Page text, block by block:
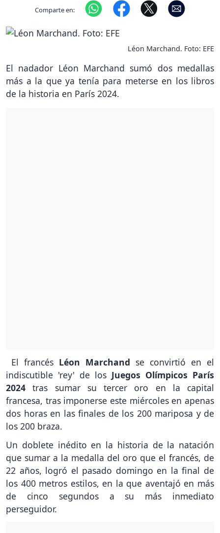
Comparte en:
Léon Marchand. Foto: EFE
El nadador Léon Marchand sumó dos medallas
más a la que ya tenía para meterse en los libros
de la historia en París 2024.
El francés Léon Marchand se convirtió en el
indiscutible 'rey' de los Juegos Olímpicos París
2024 tras sumar su tercer oro en la capital
francesa, tras imponerse este miércoles en apenas
dos horas en las finales de los 200 mariposa y de
los 200 braza.
Un doblete inédito en la historia de la natación
que sumar a la medalla del oro que el francés, de
22 años, logró el pasado domingo en la final de
los 400 metros estilos, en la que aventajó en más
de cinco segundos a su más inmediato
perseguidor.